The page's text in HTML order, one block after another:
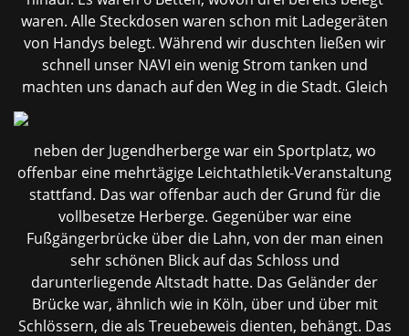
waren. Alle Steckdosen waren schon mit Ladegeräten
von Handys belegt. Während wir duschten ließen wir
schnell unser NAVI ein wenig Strom tanken und
machten uns danach auf den Weg in die Stadt. Gleich
neben der Jugendherberge war ein Sportplatz, wo
offenbar eine mehrtägige Leichtathletik-Veranstaltung
stattfand. Das war offenbar auch der Grund für die
vollbesetze Herberge. Gegenüber war eine
Fußgängerbrücke über die Lahn, von der man einen
sehr schönen Blick auf das Schloss und
darunterliegende Altstadt hatte. Das Geländer der
Brücke war, ähnlich wie in Köln, über und über mit
Schlössern, die als Treuebeweis dienten, behängt. Das